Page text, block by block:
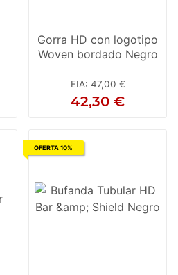
Gorra HD con logotipo
Woven bordado Negro
EIA:47,00 €
42,30 €
OFERTA 10%